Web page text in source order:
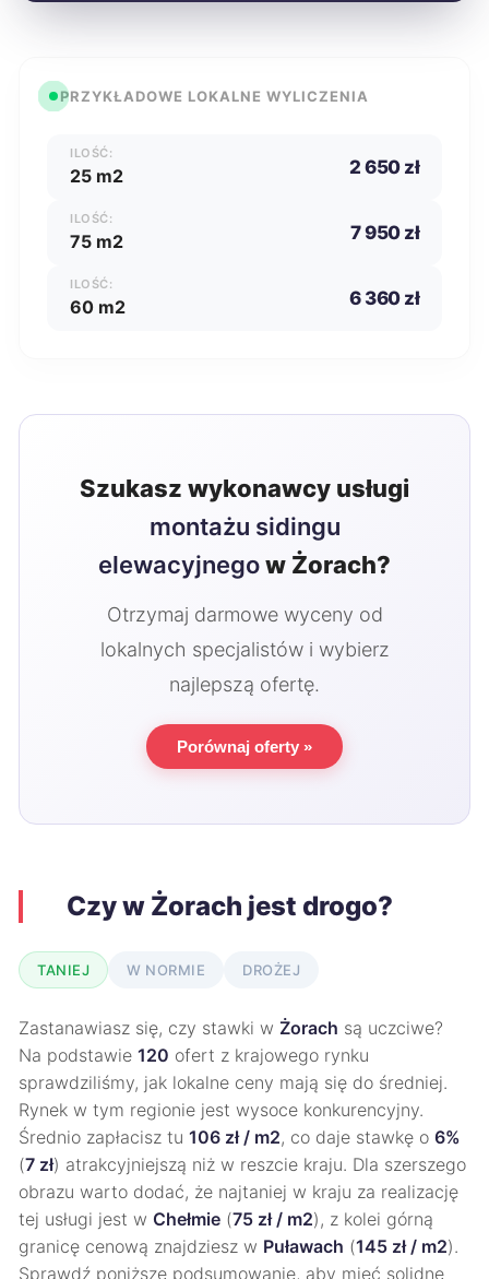
PRZYKŁADOWE LOKALNE WYLICZENIA
ILOŚĆ:
25 m2 2 650 zł
ILOŚĆ:
75 m2 7 950 zł
ILOŚĆ:
60 m2 6 360 zł
Szukasz wykonawcy usługi
montażu sidingu
elewacyjnegow Żorach?
Otrzymaj darmowe wyceny od
lokalnych specjalistów i wybierz
najlepszą ofertę.
Porównaj oferty »
Czy w Żorach jest drogo?
TANIEJ W NORMIE DROŻEJ
Zastanawiasz się, czy stawki w Żorach są uczciwe?
Na podstawie 120 ofert z krajowego rynku
sprawdziliśmy, jak lokalne ceny mają się do średniej.
Rynek w tym regionie jest wysoce konkurencyjny.
Średnio zapłacisz tu 106 zł / m2, co daje stawkę o 6%
(7 zł) atrakcyjniejszą niż w reszcie kraju. Dla szerszego
obrazu warto dodać, że najtaniej w kraju za realizację
tej usługi jest w Chełmie (75 zł / m2), z kolei górną
granicę cenową znajdziesz w Puławach (145 zł / m2).
Sprawdź poniższe podsumowanie, aby mieć solidne